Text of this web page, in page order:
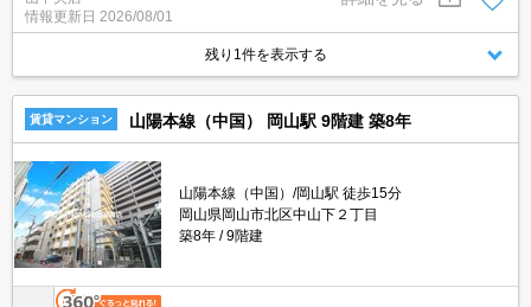
情報更新日 2026/08/01
残り1件を表示する
賃貸マンション 山陽本線（中国） 岡山駅 9階建 築8年
山陽本線（中国）/岡山駅 徒歩15分
岡山県岡山市北区中山下２丁目
築8年
9階建